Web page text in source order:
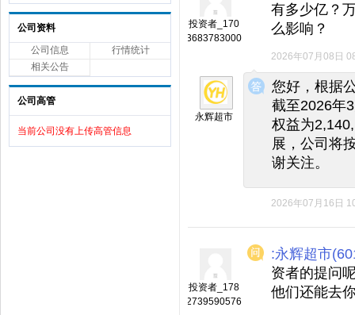
公司资料
公司信息
行情统计
相关公告
公司高管
当前公司没有上传高管信息
投资者_170
3683783000
有多少亿？
么影响？
2026年07月08日
◆
◆
永辉超市
您好，根据
截至2026年
权益为
展，公司将
谢关注。
2026年07月16日
投资者_178
2739590576
:永辉超市
资者的提问
他们还能去